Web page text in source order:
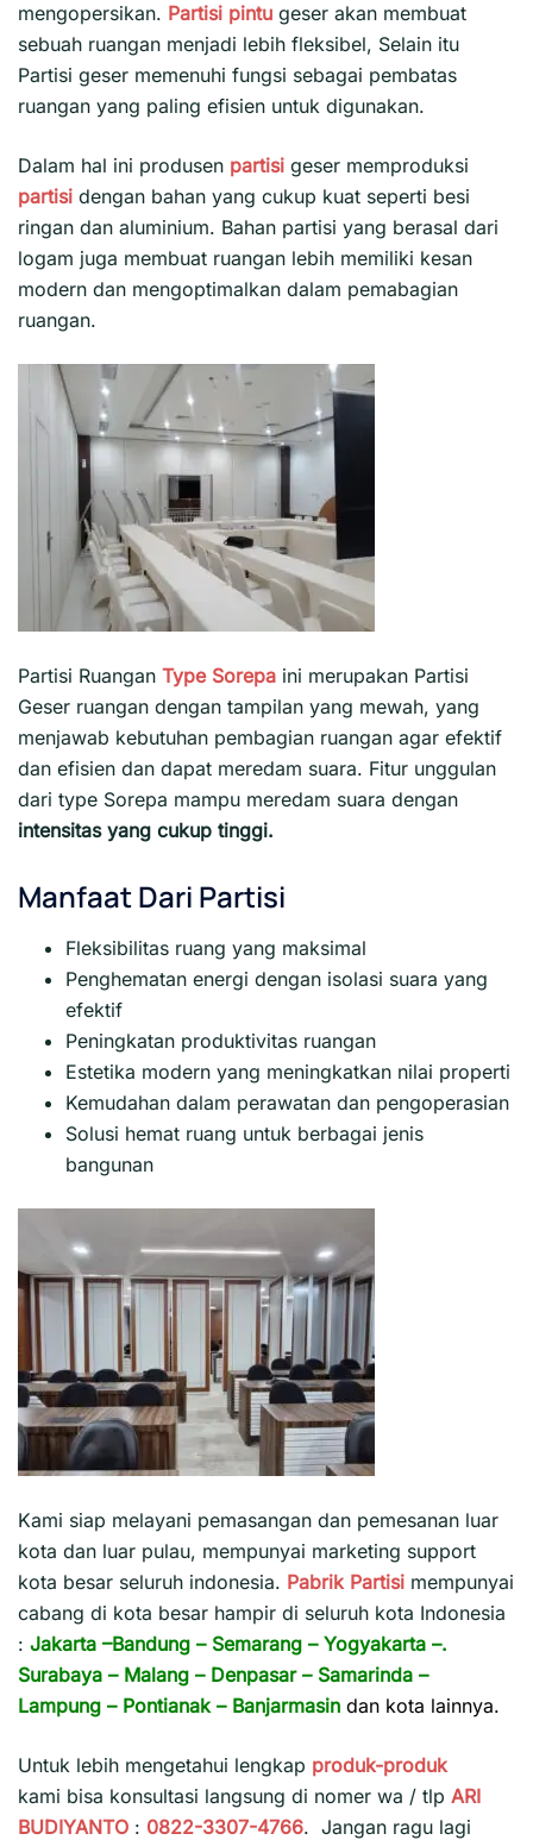
mengopersikan. Partisi pintu geser akan membuat
sebuah ruangan menjadi lebih fleksibel, Selain itu
Partisi geser memenuhi fungsi sebagai pembatas
ruangan yang paling efisien untuk digunakan.
Dalam hal ini produsen partisi geser memproduksi
partisi dengan bahan yang cukup kuat seperti besi
ringan dan aluminium. Bahan partisi yang berasal dari
logam juga membuat ruangan lebih memiliki kesan
modern dan mengoptimalkan dalam pemabagian
ruangan.
Partisi Ruangan Type Sorepa ini merupakan Partisi
Geser ruangan dengan tampilan yang mewah, yang
menjawab kebutuhan pembagian ruangan agar efektif
dan efisien dan dapat meredam suara. Fitur unggulan
dari type Sorepa mampu meredam suara dengan
intensitas yang cukup tinggi.
Manfaat Dari Partisi
Fleksibilitas ruang yang maksimal
Penghematan energi dengan isolasi suara yang
efektif
Peningkatan produktivitas ruangan
Estetika modern yang meningkatkan nilai properti
Kemudahan dalam perawatan dan pengoperasian
Solusi hemat ruang untuk berbagai jenis
bangunan
Kami siap melayani pemasangan dan pemesanan luar
kota dan luar pulau, mempunyai marketing support
kota besar seluruh indonesia. Pabrik Partisi mempunyai
cabang di kota besar hampir di seluruh kota Indonesia
: Jakarta –Bandung – Semarang – Yogyakarta –.
Surabaya – Malang – Denpasar– Samarinda –
Lampung – Pontianak – Banjarmasin dan kota lainnya.
Untuk lebih mengetahui lengkap produk-produk
kami bisa konsultasi langsung di nomer wa / tlp ARI
BUDIYANTO : 0822-3307-4766. Jangan ragu lagi